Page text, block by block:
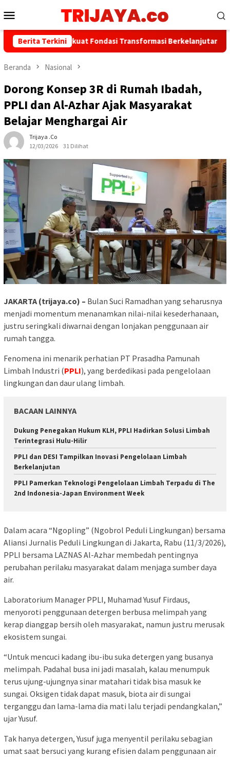
ke
Mobile
Berita Terkini
Jakarta Perkuat Fondasi Transformasi Berkelanjutan melalui
Beranda Nasional
Dorong Konsep 3R di Rumah Ibadah,
PPLI dan Al-Azhar Ajak Masyarakat
Belajar Menghargai Air
Trijaya .co
12/03/2026
31 Dilihat
JAKARTA (trijaya.co) – Bulan Suci Ramadhan yang seharusnya
menjadi momentum menanamkan nilai-nilai kesederhanaan,
justru seringkali diwarnai dengan lonjakan penggunaan air
rumah tangga.
Fenomena ini menarik perhatian PT Prasadha Pamunah
Limbah Industri (PPLI), yang berdedikasi pada pengelolaan
lingkungan dan daur ulang limbah.
BACAAN LAINNYA
Dukung Penegakan Hukum KLH, PPLI Hadirkan Solusi Limbah
Terintegrasi Hulu-Hilir
PPLI dan DESI Tampilkan Inovasi Pengelolaan Limbah
Berkelanjutan
PPLI Pamerkan Teknologi Pengelolaan Limbah Terpadu di The
2nd Indonesia-Japan Environment Week
Dalam acara “Ngopling” (Ngobrol Peduli Lingkungan) bersama
Aliansi Jurnalis Peduli Lingkungan di Jakarta, Rabu (11/3/2026),
PPLI bersama LAZNAS Al-Azhar membedah pentingnya
perubahan perilaku masyarakat dalam menjaga sumber daya
air.
Laboratorium Manager PPLI, Muhamad Yusuf Firdaus,
menyoroti penggunaan detergen berbusa melimpah yang
kerap dianggap bersih oleh masyarakat, namun justru merusak
ekosistem sungai.
“Untuk mencuci kadang ibu-ibu suka detergen yang busanya
melimpah. Padahal busa ini jadi masalah, kalau menumpuk
terus ujung-ujungnya sinar matahari tidak bisa masuk ke
sungai. Oksigen tidak dapat masuk, biota air di sungai
terganggu dan lama-lama dia mati lalu terjadi pendangkalan,”
ujar Yusuf.
Tak hanya detergen, Yusuf juga menyentil perilaku sebagian
umat saat bersuci yang kurang efisien dalam penggunaan air